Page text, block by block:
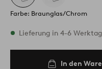
Farbe: Braunglas/Chrom
Vorrätig
Lieferung in 4-6
In den